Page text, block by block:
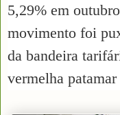
5,29% em
movimento foi
da bandeira
vermelha